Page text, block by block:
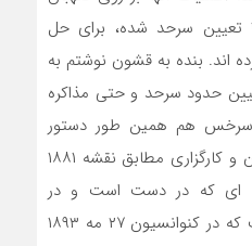
قدیم است که در سنه ۱۸۸۱ تعیین سرحد شده، برای حل
اند. بنده به قشون نوشتم به
حدود سرحد و حتی مذاکره
هم همین طور دستور
داده ام در دفتر ایالت و قشون و کارگزاری مطابق نقشه ۱۸۸۱
ای که در دست است و در
کارگزاری بوده، نقشه ای است که در کنوانسیون ۲۷ مه ۱۸۹۳